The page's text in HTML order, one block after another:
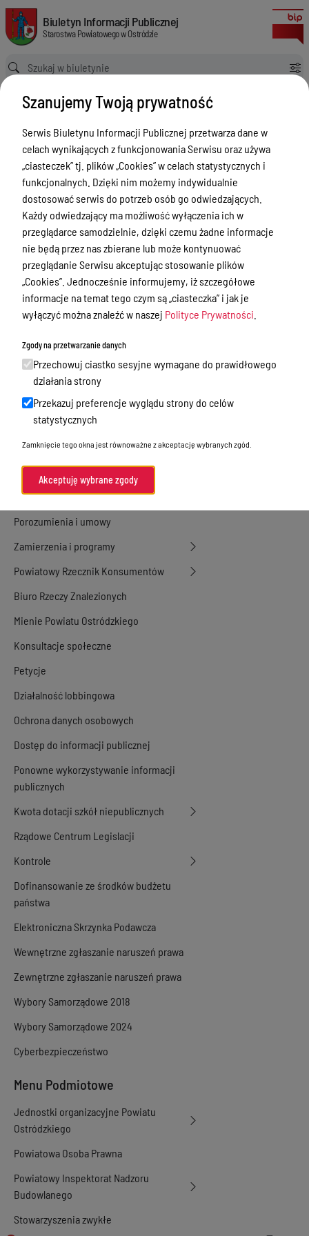
Rejestr zgłoszeń budowy z 2023 roku, o której mowa w art. 29 ust. 1 pkt
Biuletyn Informacji Publicznej Starostwa Powiatowego w Ostródzie
Biuletyn Informacji Publicznej
Starostwa Powiatowego w Ostródzie
Ścieżka powrotu
Strona główna
Rejestr zgłoszeń budowy
Rejestr zgłoszeń budowy z 2023 roku, o której mowa w art. 29 ust. 1 pkt 1-3, art. 29 ust. 3 pkt 1 lit. a) oraz art. 29 ust. 3 pkt 3 lit. d) ustawy z dnia 7 lipca 1994 r. Prawo budowlane.
Rejestr zgłoszeń budowy
Menu Przedmiotowe
Starostwo Powiatowe
Poradnik Interesanta
Informacje o naborze
Zamówienia Publiczne
Tablica ogłoszeń
Dyżury Aptek w Powiecie Ostródzkim
Akty Prawne
Rejestry, ewidencje i archiwa
Budżet
Organizacja działania samorządu
powiatowego
Organy Powiatu
Oświadczenia majątkowe
Porozumienia i umowy
Zamierzenia i programy
Powiatowy Rzecznik Konsumentów
Biuro Rzeczy Znalezionych
Mienie Powiatu Ostródzkiego
Konsultacje społeczne
Petycje
Działalność lobbingowa
Ochrona danych osobowych
Dostęp do informacji publicznej
Ponowne wykorzystywanie informacji
publicznych
Kwota dotacji szkół niepublicznych
Rządowe Centrum Legislacji
Kontrole
Dofinansowanie ze środków budżetu
państwa
Elektroniczna Skrzynka Podawcza
Wewnętrzne zgłaszanie naruszeń prawa
Zewnętrzne zgłaszanie naruszeń prawa
Wybory Samorządowe 2018
Wybory Samorządowe 2024
Cyberbezpieczeństwo
Menu Podmiotowe
Jednostki organizacyjne Powiatu
Ostródzkiego
Powiatowa Osoba Prawna
Powiatowy Inspektorat Nadzoru
Budowlanego
Stowarzyszenia zwykłe
Szanujemy Twoją prywatność
Serwis Biuletynu Informacji Publicznej przetwarza dane w
celach wynikających z funkcjonowania Serwisu oraz używa
„ciasteczek” tj. plików „Cookies” w celach statystycznych i
funkcjonalnych. Dzięki nim możemy indywidualnie
dostosować serwis do potrzeb osób go odwiedzających.
Każdy odwiedzający ma możliwość wyłączenia ich w
przeglądarce samodzielnie, dzięki czemu żadne informacje
nie będą przez nas zbierane lub może kontynuować
przeglądanie Serwisu akceptując stosowanie plików
„Cookies”. Jednocześnie informujemy, iż szczegółowe
informacje na temat tego czym są „ciasteczka” i jak je
wyłączyć można znaleźć w naszej Polityce Prywatności
Zgody na przetwarzanie danych
Przechowuj ciastko sesyjne wymagane do prawidłowego
działania strony
Przekazuj preferencje wyglądu strony do celów
statystycznych
Zamknięcie tego okna jest równoważne z akceptację wybranych zgód.
Akceptuję wybrane zgody